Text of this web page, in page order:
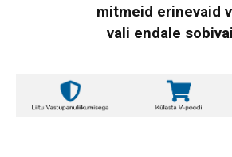
mitmeid erinevaid
vali endale